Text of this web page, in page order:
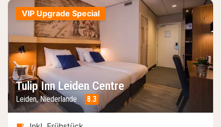
VIP Upgrade Special
Tulip Inn Leiden Centre
Leiden, Niederlande 8.3